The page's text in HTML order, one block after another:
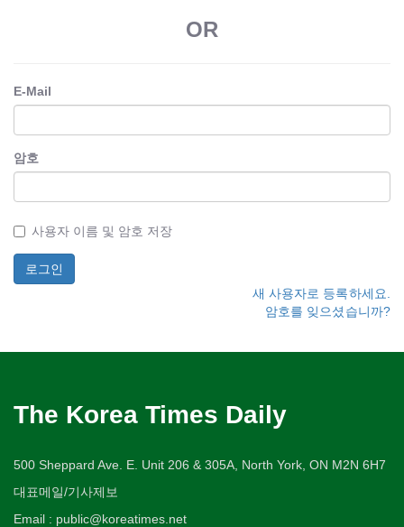
OR
E-Mail
암호
사용자 이름 및 암호 저장
새 사용자로 등록하세요.
암호를 잊으셨습니까?
The Korea Times Daily
500 Sheppard Ave. E. Unit 206 & 305A, North York, ON M2N 6H7
대표메일/기사제보
Email : public@koreatimes.net